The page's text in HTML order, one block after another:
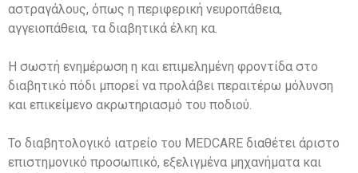
αστραγάλους, όπως η περιφερική νευροπάθεια,
αγγειοπάθεια, τα διαβητικά έλκη κα.
Η σωστή ενημέρωση η και επιμελημένη φροντίδα στο
διαβητικό πόδι μπορεί να προλάβει περαιτέρω μόλυνση
και επικείμενο ακρωτηριασμό του ποδιού.
Το διαβητολογικό ιατρείο του MEDCARE διαθέτει άριστο
επιστημονικό προσωπικό, εξελιγμένα μηχανήματα και